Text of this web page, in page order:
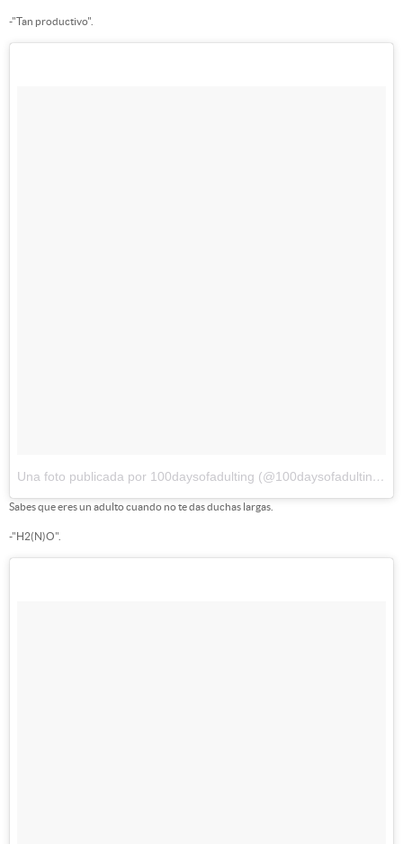
-"Tan productivo".
Una foto publicada por 100daysofadulting (@100daysofadulting)
Sabes que eres un adulto cuando no te das duchas largas.
-"H2(N)O".